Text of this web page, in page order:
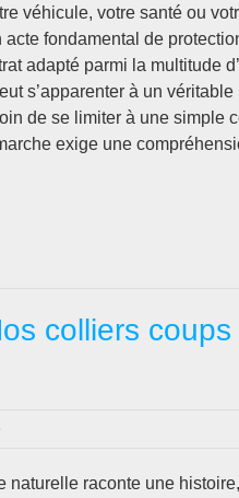
véhicule, votre santé ou
acte fondamental de
adapté parmi la multitude
s’apparenter à un véritable
de se limiter à une simple
exige une
colliers
naturelle raconte une